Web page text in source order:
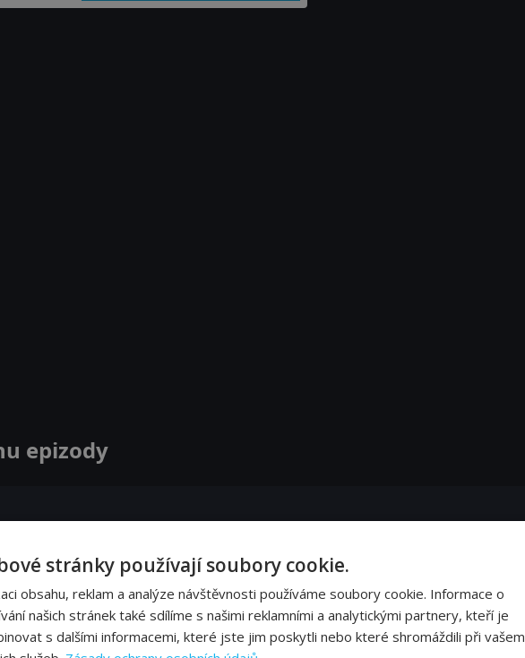
epizody
a Santiho golfové sny budou viset na vlásku.
z prvního turnaje PGA. Santi šplhá ve výsledkové tabuli a zavládne romantická nálada.
stránky používají soubory cookie.
obsahu, reklam a analýze návštěvnosti používáme soubory cookie. Informace o
našich stránek také sdílíme s našimi reklamními a analytickými partnery, kteří je
s dalšími informacemi, které jste jim poskytli nebo které shromáždili při vašem